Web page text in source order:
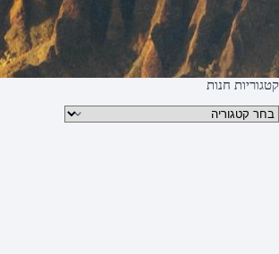
קטגוריות חנות
קטגוריות מוצרים